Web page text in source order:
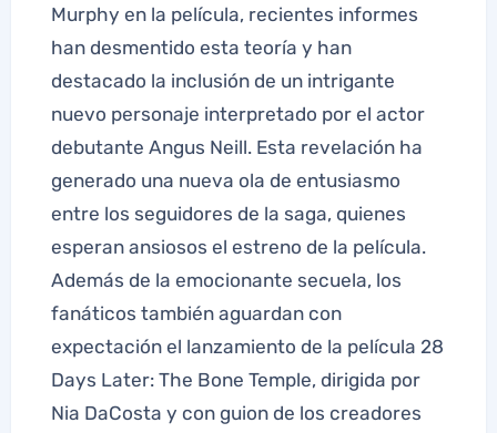
Murphy en la película, recientes informes
han desmentido esta teoría y han
destacado la inclusión de un intrigante
nuevo personaje interpretado por el actor
debutante Angus Neill. Esta revelación ha
generado una nueva ola de entusiasmo
entre los seguidores de la saga, quienes
esperan ansiosos el estreno de la película.
Además de la emocionante secuela, los
fanáticos también aguardan con
expectación el lanzamiento de la película 28
Days Later: The Bone Temple, dirigida por
Nia DaCosta y con guion de los creadores